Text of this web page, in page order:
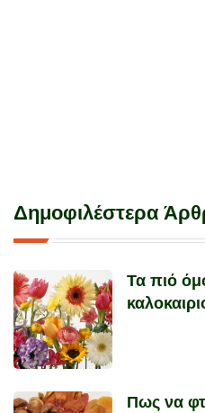
Δημοφιλέστερα
Τα πιό
Πως να